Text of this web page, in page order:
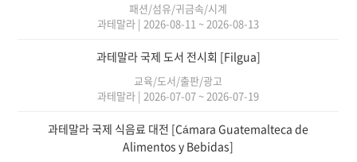
패션/섬유/귀금속/시계
과테말라 | 2026-08-11 ~ 2026-08-13
과테말라 국제 도서 전시회 [Filgua]
교육/도서/출판/광고
과테말라 | 2026-07-07 ~ 2026-07-19
과테말라 국제 식음료 대전 [Cámara Guatemalteca de
Alimentos y Bebidas]